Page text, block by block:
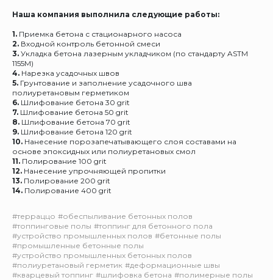
Наша компания выполнила следующие работы:
1. Приемка бетона с стационарного насоса
2. Входной контроль бетонной смеси
3. Укладка бетона лазерным укладчиком (по стандарту ASTM
1155M)
4. Нарезка усадочных швов
5. Грунтование и заполнение усадочного шва
полиуретановым герметиком
6. Шлифование бетона 30 grit
7. Шлифование бетона 50 grit
8. Шлифование бетона 70 grit
9. Шлифование бетона 120 grit
10. Нанесение порозапечатывающего слоя составами на
основе эпоксидных или полиуретановых смол
11. Полирование 100 grit
12. Нанесение упрочняющей пропитки
13. Полирование 200 grit
14. Полирование 400 grit
#терраццо #обеспыливание бетонных полов
#топпинговые полы #топпинг для бетонного пола
#устройство промышленных полов #бетонные полы
#промышленные бетонные полы
#устройство промышленных бетонных полов
#полиуретановый герметик #деформационные швы
#кварцевый топпинг #шлифовка бетона #полимерные полы